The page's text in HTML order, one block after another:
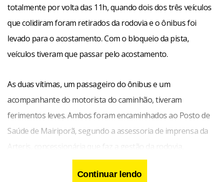
totalmente por volta das 11h, quando dois dos três veículos
que colidiram foram retirados da rodovia e o ônibus foi
levado para o acostamento. Com o bloqueio da pista,
veículos tiveram que passar pelo acostamento.
As duas vítimas, um passageiro do ônibus e um
acompanhante do motorista do caminhão, tiveram
ferimentos leves. Ambos foram encaminhados ao Posto de
Saúde de Mairiporã, segundo a assessoria de imprensa da
Arteris, concessionária que faz a gestão da rodovia.
Continuar lendo